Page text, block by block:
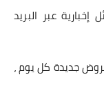
عبر البريد
جديدة كل يوم ،